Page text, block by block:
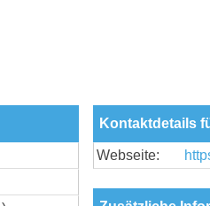
Kontaktdetails
Webseite: